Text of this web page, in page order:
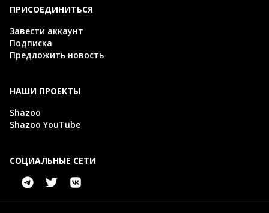
ПРИСОЕДИНИТЬСЯ
Завести аккаунт
Подписка
Предложить новость
НАШИ ПРОЕКТЫ
Shazoo
Shazoo YouTube
СОЦИАЛЬНЫЕ СЕТИ